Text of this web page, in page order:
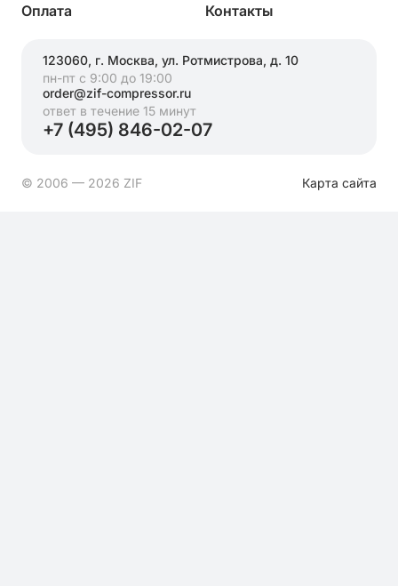
Оплата
Контакты
123060, г. Москва, ул. Ротмистрова, д. 10
пн-пт с 9:00 до 19:00
order@zif-compressor.ru
ответ в течение 15 минут
+7 (495) 846-02-07
© 2006 — 2026 ZIF Карта сайта